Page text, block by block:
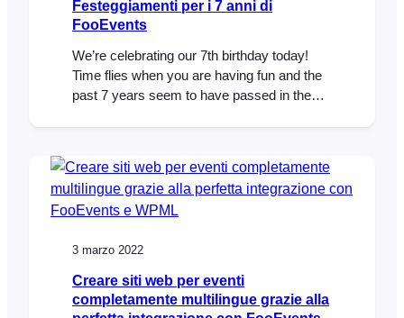
Festeggiamenti per i 7 anni di
FooEvents
We’re celebrating our 7th birthday today!
Time flies when you are having fun and the
past 7 years seem to have passed in the
into helping thousands of businesses
around the world sell millions of tickets…
3 marzo 2022
Creare siti web per eventi
completamente multilingue grazie alla